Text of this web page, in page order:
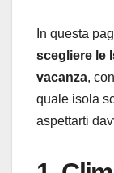
In questa
scegliere le
vacanza,
quale isola
aspettarti